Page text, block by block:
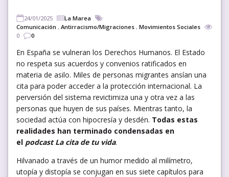
24/01/2025
La Marea
Comunicación , Antirracismo/Migraciones , Movimientos Sociales
0
0
En España se vulneran los Derechos Humanos. El Estado
no respeta sus acuerdos y convenios ratificados en
materia de asilo. Miles de personas migrantes ansían una
cita para poder acceder a la protección internacional. La
perversión del sistema revictimiza una y otra vez a las
personas que huyen de sus países. Mientras tanto, la
sociedad actúa con hipocresía y desdén. Todas estas
realidades han terminado condensadas en
el podcast La cita de tu vida.
Hilvanado a través de un humor medido al milímetro,
utopía y distopía se conjugan en sus siete capítulos para